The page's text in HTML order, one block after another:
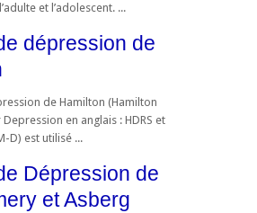
et l’adolescent. ...
dépression de
de Hamilton (Hamilton
en anglais : HDRS et
D) est utilisé ...
Dépression de
et Asberg